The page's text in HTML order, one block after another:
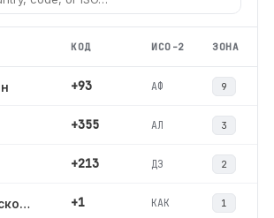
КОД ИСО-2 ЗОНА
+93 АФ 9
+355 АЛ 3
+213 ДЗ 2
Американское Самоа +1 КАК 1